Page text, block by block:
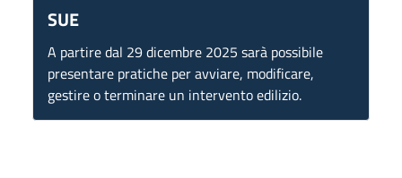
SUE
A partire dal 29 dicembre 2025 sarà possibile
presentare pratiche per avviare, modificare,
gestire o terminare un intervento edilizio.